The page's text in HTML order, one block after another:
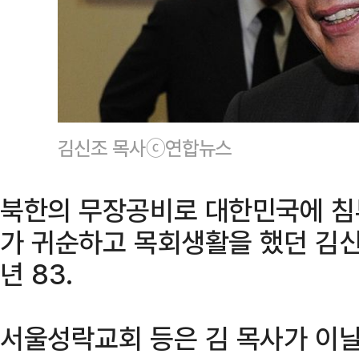
김신조 목사ⓒ연합뉴스
북한의 무장공비로 대한민국에
가 귀순하고 목회생활을 했던 김
년 83.
서울성락교회 등은 김 목사가 이